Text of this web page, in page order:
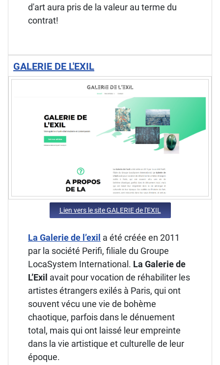
d'art aura pris de la valeur au terme du
contrat!
GALERIE DE L'EXIL
Lien vers le site GALERIE de l'EXIL
La Galerie de l’exil a été créée en 2011
par la société Perifi, filiale du Groupe
LocaSystem International. La Galerie de
L’Exil avait pour vocation de réhabiliter les
artistes étrangers exilés à Paris, qui ont
souvent vécu une vie de bohème
chaotique, parfois dans le dénuement
total, mais qui ont laissé leur empreinte
dans la vie artistique et culturelle de leur
époque.